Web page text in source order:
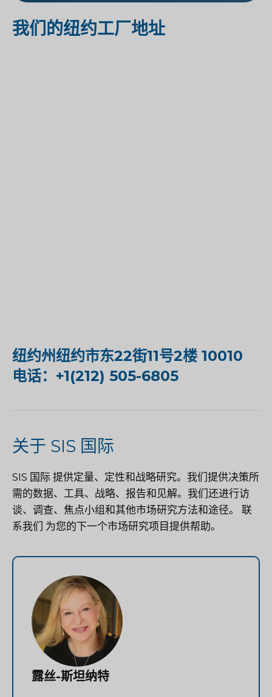
我们的纽约工厂地址
纽约州纽约市东22街11号2楼 10010
电话：+1(212) 505-6805
关于 SIS 国际
SIS 国际 提供定量、定性和战略研究。我们提供决策所
需的数据、工具、战略、报告和见解。我们还进行访
谈、调查、焦点小组和其他市场研究方法和途径。
联
系我们 为您的下一个市场研究项目提供帮助。
露丝-斯坦纳特